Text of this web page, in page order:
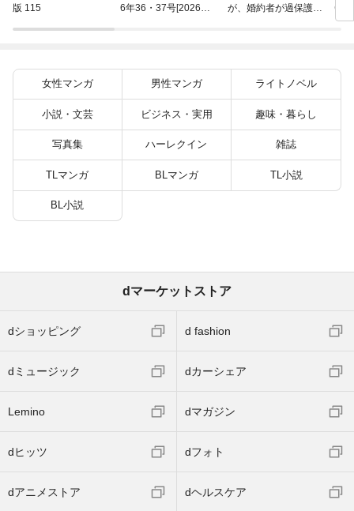
版 115
6年36・37号[2026年8
が、婚約者が過保護す
(22)
女性マンガ 男性マンガ ライトノベル
小説・文芸 ビジネス・実用 趣味・暮らし
写真集 ハーレクイン 雑誌
TLマンガ BLマンガ TL小説
BL小説
dマーケットストア
dショッピング d fashion
dミュージック dカーシェア
Lemino dマガジン
dヒッツ dフォト
dアニメストア dヘルスケア